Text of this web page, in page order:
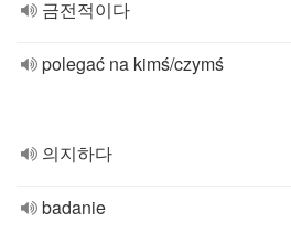
금전적이다
polegać na kimś/czymś
의지하다
badanie